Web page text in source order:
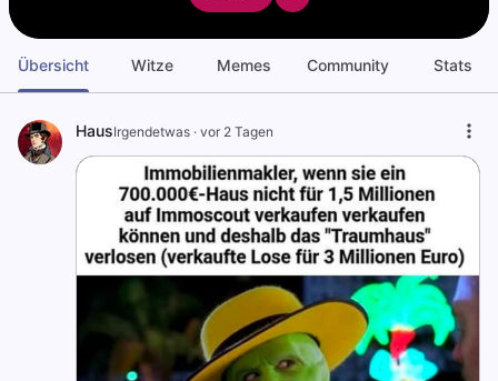
Übersicht Witze Memes Community Stats
HausIrgendetwas · vor 2 Tagen